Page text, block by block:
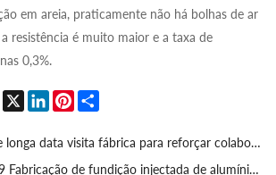
em areia, praticamente não há bolhas de ar
resistência é muito maior e a taxa de
0,3%.
Facebook
X LinkedInPinterest
data visita fábrica para reforçar colaboração
de fundição injectada de alumínio automóvel